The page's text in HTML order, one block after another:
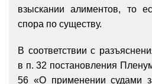
взыскании алиментов, то
спора по существу.
В соответствии с
в п. 32 постановления
56 «О применении судами